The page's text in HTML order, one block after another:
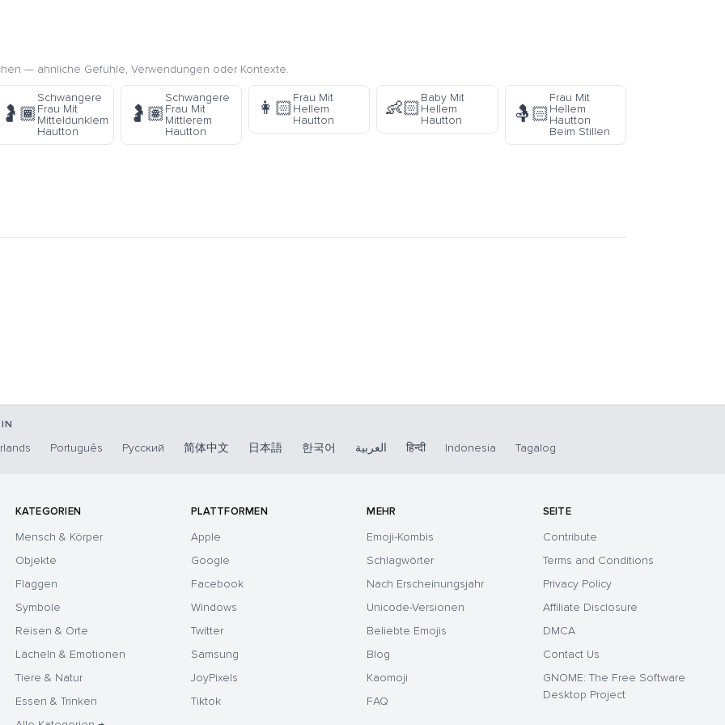
— ähnliche Gefühle, Verwendungen oder Kontexte.
🤰🏾
Schwangere
Frau Mit
Mitteldunklem
Hautton
🤰🏽
Schwangere
Frau Mit
Mittlerem
Hautton
👩🏻
Frau Mit
Hellem
Hautton
👶🏻
Baby Mit
Hellem
Hautton
🤱🏻
Frau Mit
Hellem
Hautton
Beim Stillen
Português Русский 简体中文 日本語 한국어 العربية हिन्दी Indonesia Tagalog
KATEGORIEN
Mensch & Körper
Objekte
Flaggen
Symbole
Reisen & Orte
Lächeln & Emotionen
Tiere & Natur
Essen & Trinken
PLATTFORMEN
Apple
Google
Facebook
Windows
Twitter
Samsung
JoyPixels
Tiktok
MEHR
Emoji-Kombis
Schlagwörter
Nach Erscheinungsjahr
Unicode-Versionen
Beliebte Emojis
Blog
Kaomoji
FAQ
SEITE
Contribute
Terms and Conditions
Privacy Policy
Affiliate Disclosure
DMCA
Contact Us
GNOME: The Free Software
Desktop Project